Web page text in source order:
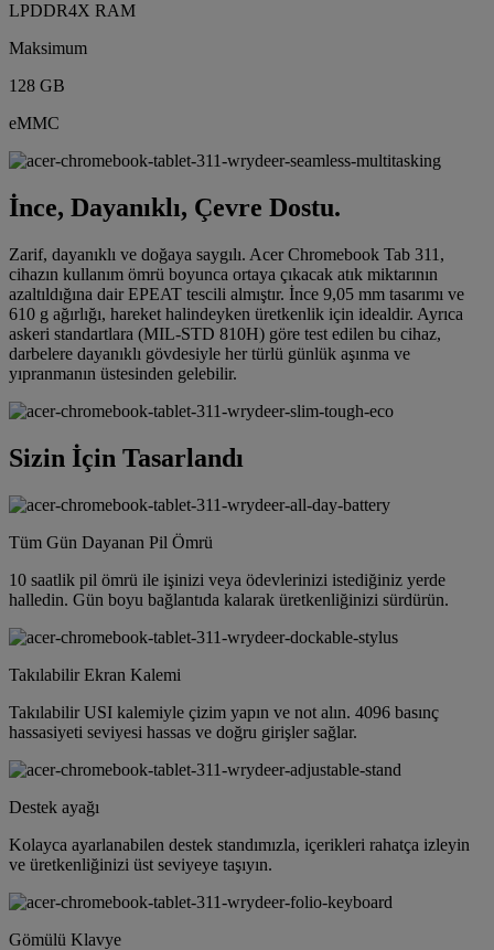
LPDDR4X RAM
Maksimum
128 GB
eMMC
İnce, Dayanıklı, Çevre Dostu.
Zarif, dayanıklı ve doğaya saygılı. Acer Chromebook Tab 311,
cihazın kullanım ömrü boyunca ortaya çıkacak atık miktarının
azaltıldığına dair EPEAT tescili almıştır. İnce 9,05 mm tasarımı ve
610 g ağırlığı, hareket halindeyken üretkenlik için idealdir. Ayrıca
askeri standartlara (MIL-STD 810H) göre test edilen bu cihaz,
darbelere dayanıklı gövdesiyle her türlü günlük aşınma ve
yıpranmanın üstesinden gelebilir.
Sizin İçin Tasarlandı
Tüm Gün Dayanan Pil Ömrü
10 saatlik pil ömrü ile işinizi veya ödevlerinizi istediğiniz yerde
halledin. Gün boyu bağlantıda kalarak üretkenliğinizi sürdürün.
Takılabilir Ekran Kalemi
Takılabilir USI kalemiyle çizim yapın ve not alın. 4096 basınç
hassasiyeti seviyesi hassas ve doğru girişler sağlar.
Destek ayağı
Kolayca ayarlanabilen destek standımızla, içerikleri rahatça izleyin
ve üretkenliğinizi üst seviyeye taşıyın.
Gömülü Klavye